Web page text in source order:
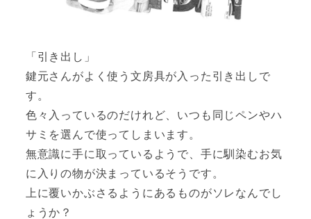
「引き出し」
鍵元さんがよく使う文房具が入った引き出しで
す。
色々入っているのだけれど、いつも同じペンやハ
サミを選んで使ってしまいます。
無意識に手に取っているようで、手に馴染むお気
に入りの物が決まっているそうです。
上に覆いかぶさるようにあるものがソレなんでし
ょうか？